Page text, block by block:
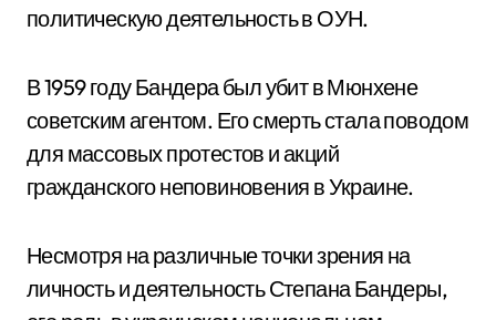
политическую деятельность в ОУН.
В 1959 году Бандера был убит в Мюнхене
советским агентом. Его смерть стала поводом
для массовых протестов и акций
гражданского неповиновения в Украине.
Несмотря на различные точки зрения на
личность и деятельность Степана Бандеры,